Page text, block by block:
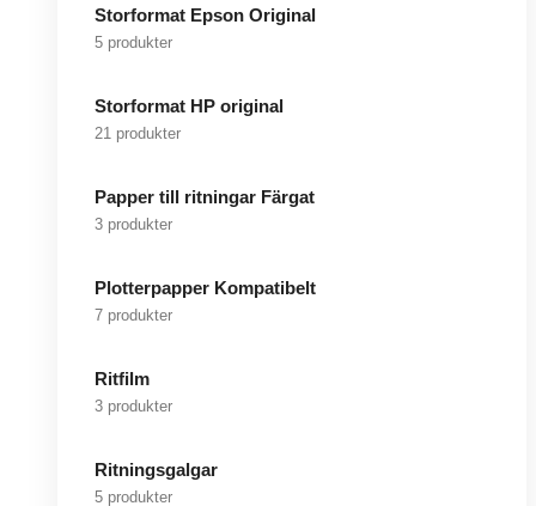
Storformat Epson Original
5 produkter
Storformat HP original
21 produkter
Papper till ritningar Färgat
3 produkter
Plotterpapper Kompatibelt
7 produkter
Ritfilm
3 produkter
Ritningsgalgar
5 produkter